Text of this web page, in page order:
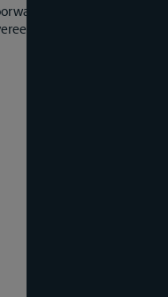
te
voor rekening